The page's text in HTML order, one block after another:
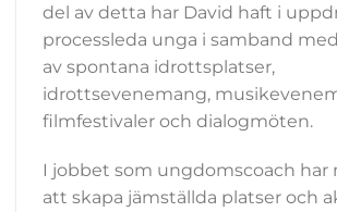
del av detta har David haft i
processleda unga i samband
av spontana idrottsplatser,
idrottsevenemang,
filmfestivaler och dialogmöten.
I jobbet som ungdomscoach har
att skapa jämställda platser och